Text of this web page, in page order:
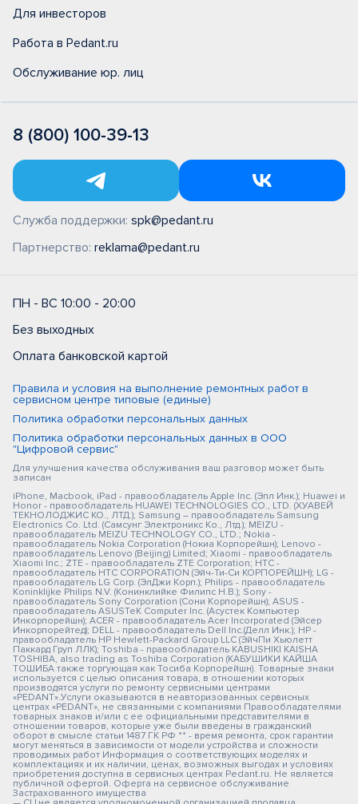
Для инвесторов
Работа в Pedant.ru
Обслуживание юр. лиц
8 (800) 100-39-13
Служба поддержки: spk@pedant.ru
Партнерство: reklama@pedant.ru
ПН - ВС 10:00 - 20:00
Без выходных
Оплата банковской картой
Правила и условия на выполнение ремонтных работ в
сервисном центре типовые (единые)
Политика обработки персональных данных
Политика обработки персональных данных в ООО
"Цифровой сервис"
Для улучшения качества обслуживания ваш разговор может быть
записан
iPhone, Macbook, iPad - правообладатель Apple Inc. (Эпл Инк.); Huawei и
Honor - правообладатель HUAWEI TECHNOLOGIES CO., LTD. (ХУАВЕЙ
ТЕКНОЛОДЖИС КО., ЛТД.); Samsung – правообладатель Samsung
Electronics Co. Ltd. (Самсунг Электроникс Ко., Лтд.); MEIZU -
правообладатель MEIZU TECHNOLOGY CO., LTD.; Nokia -
правообладатель Nokia Corporation (Нокиа Корпорейшн); Lenovo -
правообладатель Lenovo (Beijing) Limited; Xiaomi - правообладатель
Xiaomi Inc.; ZTE - правообладатель ZTE Corporation; HTC -
правообладатель HTC CORPORATION (Эйч-Ти-Си КОРПОРЕЙШН); LG -
правообладатель LG Corp. (ЭлДжи Корп.); Philips - правообладатель
Koninklijke Philips N.V. (Конинклийке Филипс Н.В.); Sony -
правообладатель Sony Corporation (Сони Корпорейшн); ASUS -
правообладатель ASUSTeK Computer Inc. (Асустек Компьютер
Инкорпорейшн); ACER - правообладатель Acer Incorporated (Эйсер
Инкорпорейтед); DELL - правообладатель Dell Inc.(Делл Инк.); HP -
правообладатель HP Hewlett-Packard Group LLC (ЭйчПи Хьюлетт
Паккард Груп ЛЛК); Toshiba - правообладатель KABUSHIKI KAISHA
TOSHIBA, also trading as Toshiba Corporation (КАБУШИКИ КАЙША
ТОШИБА также торгующая как Тосиба Корпорейшн). Товарные знаки
используется с целью описания товара, в отношении которых
производятся услуги по ремонту сервисными центрами
«PEDANT».Услуги оказываются в неавторизованных сервисных
центрах «PEDANT», не связанными с компаниями Правообладателями
товарных знаков и/или с ее официальными представителями в
отношении товаров, которые уже были введены в гражданский
оборот в смысле статьи 1487 ГК РФ ** - время ремонта, срок гарантии
могут меняться в зависимости от модели устройства и сложности
проводимых работ Информация о соответствующих моделях и
комплектациях и их наличии, ценах, возможных выгодах и условиях
приобретения доступна в сервисных центрах Pedant.ru. Не является
публичной офертой. Оферта на сервисное обслуживание
Застрахованного имущества